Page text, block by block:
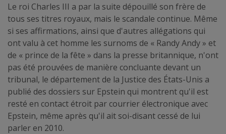
Le roi Charles III a par la suite dépouillé son frère de
tous ses titres royaux, mais le scandale continue. Même
si ses affirmations, ainsi que d'autres allégations qui
ont valu à cet homme les surnoms de « Randy Andy » et
de « prince de la fête » dans la presse britannique, n'ont
pas été prouvées de manière concluante devant un
tribunal, le département de la Justice des États-Unis a
publié des dossiers sur Epstein qui montrent qu'il est
resté en contact étroit par courrier électronique avec
Epstein, même après qu'il ait soi-disant cessé de lui
parler en 2010.